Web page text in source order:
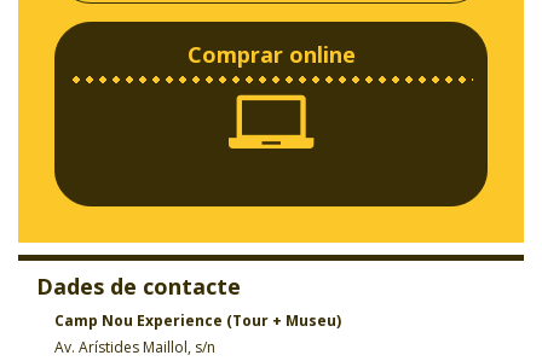
Comprar online
Dades de contacte
Camp Nou Experience (Tour + Museu)
Av. Arístides Maillol, s/n